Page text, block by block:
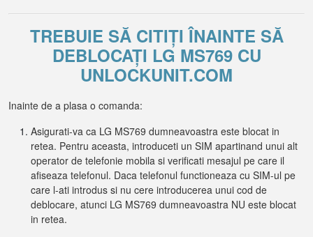
TREBUIE SĂ CITIȚI ÎNAINTE SĂ
DEBLOCAȚI LG MS769 CU
UNLOCKUNIT.COM
Inainte de a plasa o comanda:
Asigurati-va ca LG MS769 dumneavoastra este blocat in
retea. Pentru aceasta, introduceti un SIM apartinand unui alt
operator de telefonie mobila si verificati mesajul pe care il
afiseaza telefonul. Daca telefonul functioneaza cu SIM-ul pe
care l-ati introdus si nu cere introducerea unui cod de
deblocare, atunci LG MS769 dumneavoastra NU este blocat
in retea.